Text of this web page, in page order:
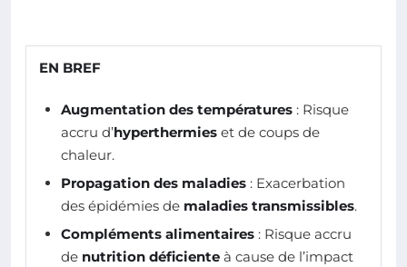
EN BREF
Augmentation des températures : Risque
accru d’hyperthermies et de coups de
chaleur.
Propagation des maladies : Exacerbation
des épidémies de maladies transmissibles.
Compléments alimentaires : Risque accru
de nutrition déficiente à cause de l’impact